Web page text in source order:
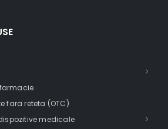
fara reteta (OTC)
medicale